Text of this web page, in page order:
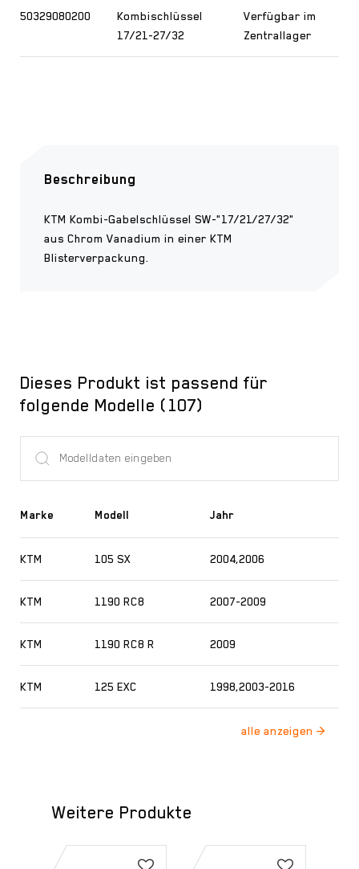
50329080200
Kombischlüssel
17/21-27/32
Verfügbar im
Zentrallager
Beschreibung
KTM Kombi-Gabelschlüssel SW-"17/21/27/32"
aus Chrom Vanadium in einer KTM
Blisterverpackung.
Dieses Produkt ist passend für
folgende Modelle (107)
Marke Modell Jahr
KTM 105 SX 2004,2006
KTM 1190 RC8 2007-2009
KTM 1190 RC8 R 2009
KTM 125 EXC 1998,2003-2016
Weitere Produkte